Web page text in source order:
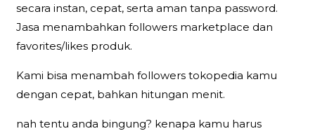
secara instan, cepat, serta aman tanpa password.
Jasa menambahkan followers marketplace dan
favorites/likes produk.
Kami bisa menambah followers tokopedia kamu
dengan cepat, bahkan hitungan menit.
nah tentu anda bingung? kenapa kamu harus